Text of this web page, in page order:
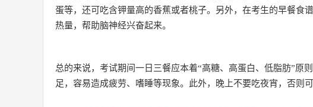
蛋等，还可吃含钾量高的香蕉或者桃子。另外，在考生的早餐食
热量，帮助脑神经兴奋起来。
总的来说，考试期间一日三餐应本着“高糖、高蛋白、低脂肪”原
足，容易造成疲劳、嗜睡等现象。此外，晚上不要吃夜宵，否则